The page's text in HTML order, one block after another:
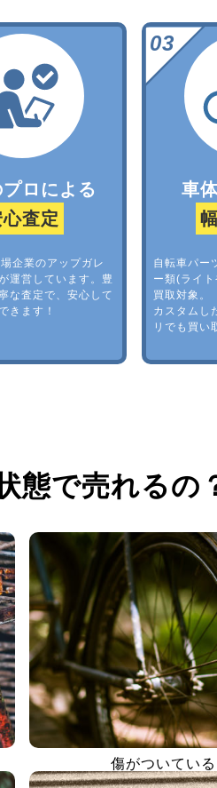
ロによる
査定
企業のアップガレ
運営しています。豊
な査定で、安心して
きます！
車
自転車パー
ー類(ライ
買取対象。
カスタムし
リでも買い
態で売れるの
傷がついている